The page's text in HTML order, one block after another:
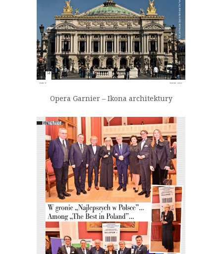
Opera Garnier – Ikona architektury